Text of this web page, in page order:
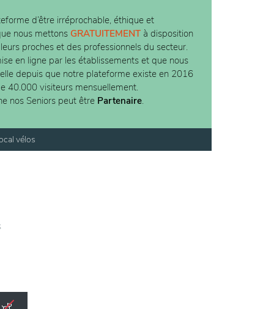
d’être irréprochable, éthique et
nous mettons GRATUITEMENT à disposition
proches et des professionnels du secteur.
en ligne par les établissements et que nous
depuis que notre plateforme existe en 2016
40.000 visiteurs mensuellement.
nos Seniors peut être Partenaire.
vélos
se